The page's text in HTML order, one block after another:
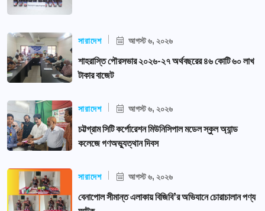
সারাদেশ আগস্ট ৬, ২০২৬
শাহরাস্তি পৌরসভার ২০২৬-২৭ অর্থবছরের ৪৬ কোটি ৬০ লাখ
টাকার বাজেট
সারাদেশ আগস্ট ৬, ২০২৬
চট্টগ্রাম সিটি কর্পোরেশন মিউনিসিপাল মডেল স্কুল অ্যান্ড
কলেজে গণঅভ্যুত্থান দিবস
সারাদেশ আগস্ট ৬, ২০২৬
বেনাপোল সীমান্ত এলাকায় বিজিবি’র অভিযানে চোরাচালান পণ্য